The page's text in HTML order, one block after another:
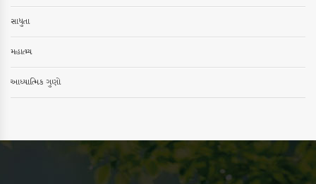
સાધુતા
મહાત્મ્ય
આધ્યાત્મિક ગુણો